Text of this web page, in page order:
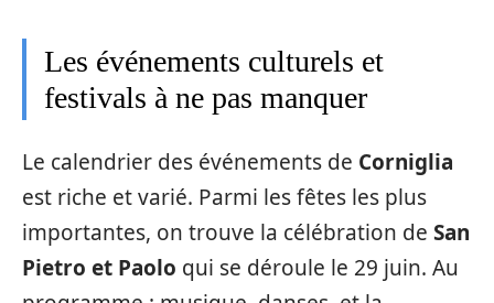
Les événements culturels et
festivals à ne pas manquer
Le calendrier des événements de Corniglia
est riche et varié. Parmi les fêtes les plus
importantes, on trouve la célébration de San
Pietro et Paolo qui se déroule le 29 juin. Au